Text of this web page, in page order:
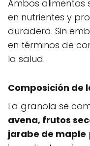
Ambos alimentos
en nutrientes y
duradera. Sin
en términos de
la salud.
Composición de
La granola se
avena, frutos
jarabe de maple